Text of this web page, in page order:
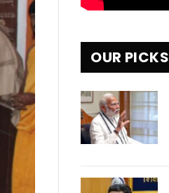
OUR PICKS